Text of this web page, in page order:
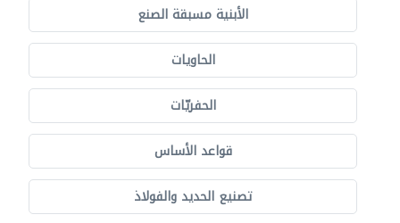
الأبنية مسبقة الصنع
الحاويات
الحفريّات
قواعد الأساس
تصنيع الحديد والفولاذ